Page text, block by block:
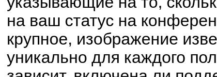
на ваш статус на
крупное, изображение
уникально для каждого